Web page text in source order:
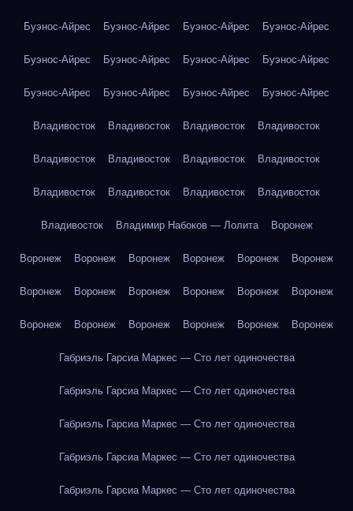
Буэнос-Айрес Буэнос-Айрес Буэнос-Айрес Буэнос-Айрес
Буэнос-Айрес Буэнос-Айрес Буэнос-Айрес Буэнос-Айрес
Буэнос-Айрес Буэнос-Айрес Буэнос-Айрес Буэнос-Айрес
Владивосток Владивосток Владивосток Владивосток
Владивосток Владивосток Владивосток Владивосток
Владивосток Владивосток Владивосток Владивосток
Владивосток Владимир Набоков — Лолита Воронеж
Воронеж Воронеж Воронеж Воронеж Воронеж Воронеж
Воронеж Воронеж Воронеж Воронеж Воронеж Воронеж
Воронеж Воронеж Воронеж Воронеж Воронеж Воронеж
Габриэль Гарсиа Маркес — Сто лет одиночества
Габриэль Гарсиа Маркес — Сто лет одиночества
Габриэль Гарсиа Маркес — Сто лет одиночества
Габриэль Гарсиа Маркес — Сто лет одиночества
Габриэль Гарсиа Маркес — Сто лет одиночества